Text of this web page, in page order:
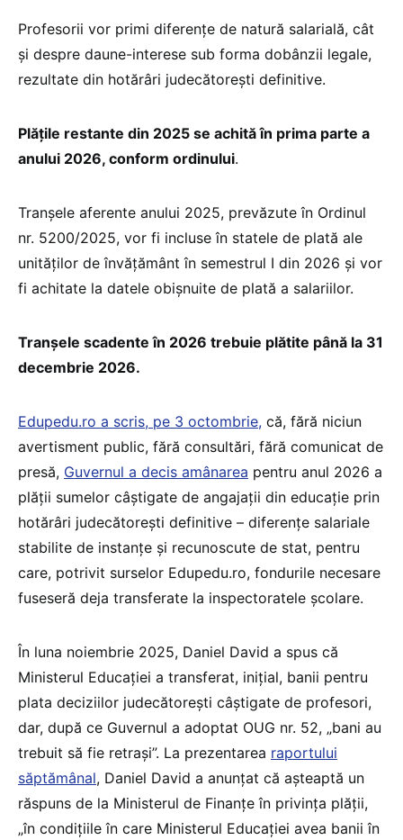
Profesorii vor primi diferențe de natură salarială, cât
și despre daune-interese sub forma dobânzii legale,
rezultate din hotărâri judecătorești definitive.
Plățile restante din 2025 se achită în prima parte a
anului 2026, conform ordinului.
Tranșele aferente anului 2025, prevăzute în Ordinul
nr. 5200/2025, vor fi incluse în statele de plată ale
unităților de învățământ în semestrul I din 2026 și vor
fi achitate la datele obișnuite de plată a salariilor.
Tranșele scadente în 2026 trebuie plătite până la 31
decembrie 2026.
Edupedu.ro a scris, pe 3 octombrie, că, fără niciun
avertisment public, fără consultări, fără comunicat de
presă, Guvernul a decis amânarea pentru anul 2026 a
plății sumelor câștigate de angajații din educație prin
hotărâri judecătorești definitive – diferențe salariale
stabilite de instanțe și recunoscute de stat, pentru
care, potrivit surselor Edupedu.ro, fondurile necesare
fuseseră deja transferate la inspectoratele școlare.
În luna noiembrie 2025, Daniel David a spus că
Ministerul Educației a transferat, inițial, banii pentru
plata deciziilor judecătorești câștigate de profesori,
dar, după ce Guvernul a adoptat OUG nr. 52, „bani au
trebuit să fie retrași”. La prezentarea raportului
săptămânal, Daniel David a anunțat că așteaptă un
răspuns de la Ministerul de Finanțe în privința plății,
„în condițiile în care Ministerul Educației avea banii în